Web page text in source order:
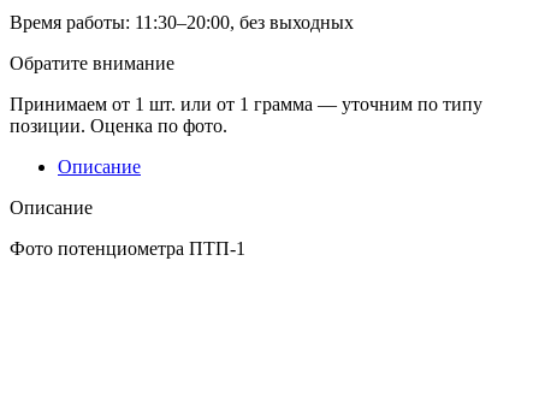
Время работы: 11:30–20:00, без выходных
Обратите внимание
Принимаем от 1 шт. или от 1 грамма — уточним по типу
позиции. Оценка по фото.
Описание
Описание
Фото потенциометра ПТП-1